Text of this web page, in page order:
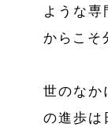
ような
からこそ
世のなか
の進歩は